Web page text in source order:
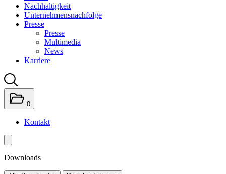
Nachhaltigkeit
Unternehmensnachfolge
Presse
Presse
Multimedia
News
Karriere
0
Kontakt
Downloads